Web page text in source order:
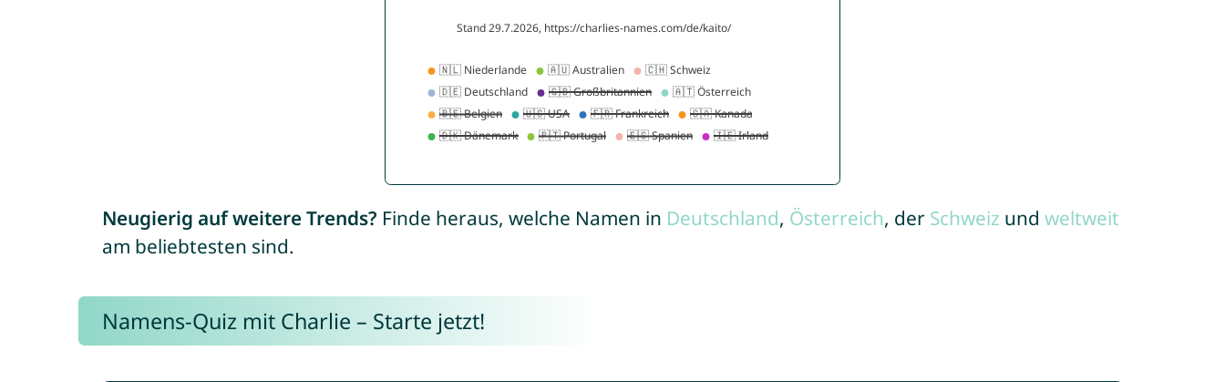
Neugierig auf weitere Trends? Finde heraus, welche Namen in Deutschland, Österreich, der Schweiz und weltweit
am beliebtesten sind.
Namens-Quiz mit Charlie – Starte jetzt!